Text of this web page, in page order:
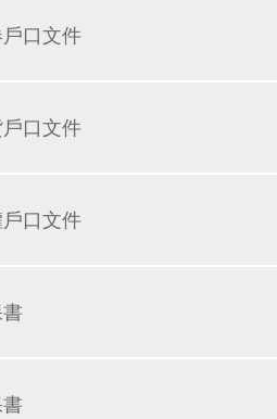
口文件
口文件
口文件